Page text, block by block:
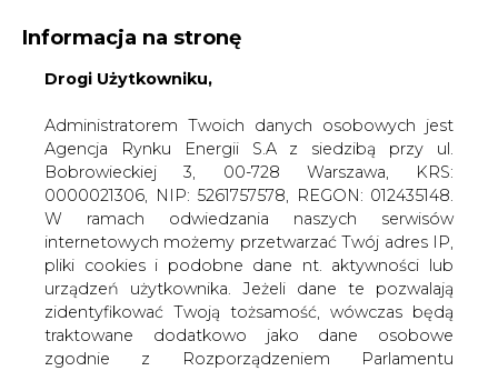
KONTAKT:
WYDAWCA PORTALU:
WYSOKI KONTRAST A A
ZALOGUJ SIĘ
Informacja na stronę
Drogi Użytkowniku,
Administratorem Twoich danych osobowych jest
Agencja Rynku Energii S.A z siedzibą przy ul.
Bobrowieckiej 3, 00-728 Warszawa, KRS:
0000021306, NIP: 5261757578, REGON: 012435148.
W ramach odwiedzania naszych serwisów
internetowych możemy przetwarzać Twój adres IP,
pliki cookies i podobne dane nt. aktywności lub
urządzeń użytkownika. Jeżeli dane te pozwalają
zidentyfikować Twoją tożsamość, wówczas będą
traktowane dodatkowo jako dane osobowe
zgodnie z Rozporządzeniem Parlamentu